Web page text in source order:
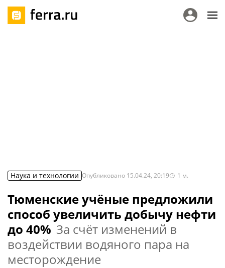
Наука и технологии Опубликовано 15.04.24, 20:19 1 м.
Тюменские учёные предложили
способ увеличить добычу нефти
до 40% За счёт изменений в
воздействии водяного пара на
месторождение